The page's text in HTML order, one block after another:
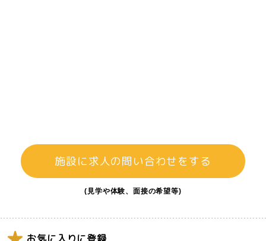
施設に求人の問い合わせをする
(見学や体験、面接の希望等)